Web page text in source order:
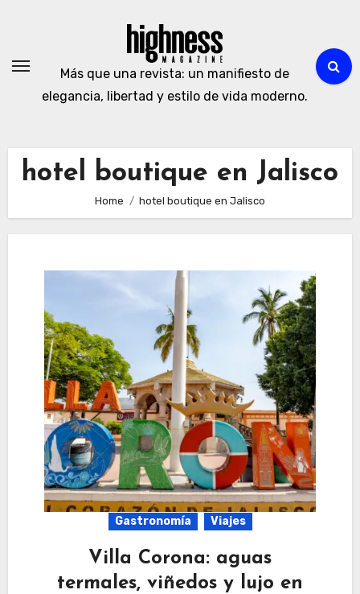
Más que una revista: un manifiesto de
elegancia, libertad y estilo de vida moderno.
hotel boutique en Jalisco
Home hotel boutique en Jalisco
Gastronomía Viajes
Villa Corona: aguas
termales, viñedos y lujo en